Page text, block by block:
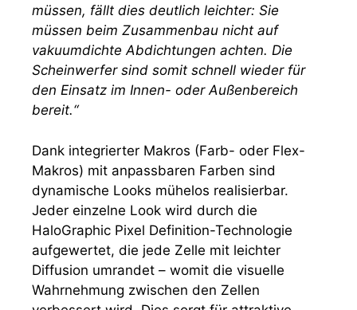
müssen, fällt dies deutlich leichter: Sie
müssen beim Zusammenbau nicht auf
vakuumdichte Abdichtungen achten. Die
Scheinwerfer sind somit schnell wieder für
den Einsatz im Innen- oder Außenbereich
bereit.“
Dank integrierter Makros (Farb- oder Flex-
Makros) mit anpassbaren Farben sind
dynamische Looks mühelos realisierbar.
Jeder einzelne Look wird durch die
HaloGraphic Pixel Definition-Technologie
aufgewertet, die jede Zelle mit leichter
Diffusion umrandet – womit die visuelle
Wahrnehmung zwischen den Zellen